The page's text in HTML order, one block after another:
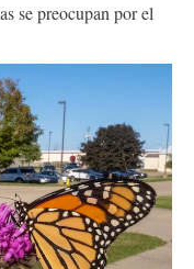
se preocupan por el